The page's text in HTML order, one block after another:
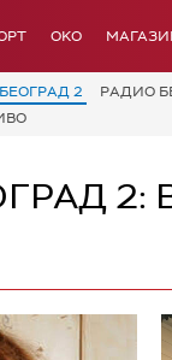
OKO
2 РАДИО
2: